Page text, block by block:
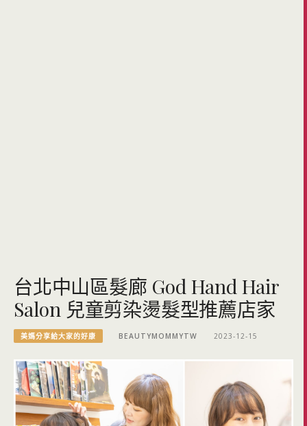
台北中山區髮廊 God Hand Hair
Salon 兒童剪染燙髮型推薦店家
美媽分享給大家的好康 BEAUTYMOMMYTW 2023-12-15